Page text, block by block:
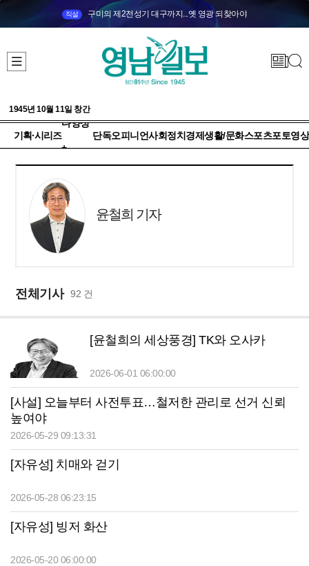
직설 구미의 제2전성기 대구까지...옛 영광 되찾아야
1945년 10월 11일 창간
기획·시리즈
다양성
+
단독오피니언사회정치 경제생활/문화스포츠포토영상
윤철희 기자
전체기사 92 건
[윤철희의 세상풍경] TK와 오사카
2026-06-01 06:00:00
[사설] 오늘부터 사전투표…철저한 관리로 선거 신뢰
높여야
2026-05-29 09:13:31
[자유성] 치매와 걷기
2026-05-28 06:23:15
[자유성] 빙저 화산
2026-05-20 06:00:00